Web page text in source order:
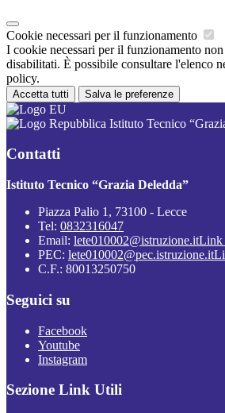
Cookie necessari per il funzionamento
I cookie necessari per il funzionamento non
disabilitati. È possibile consultare l'elenco
policy.
Accetta tutti Salva le preferenze
Istituto Tecnico
Contatti
Istituto Tecnico “Grazia Deledda”
Piazza Palio 1, 73100 - Lecce
Tel: 0832316047
Email: lete010002@istruzione.itLink
PEC: lete010002@pec.istruzione.it
C.F.: 80013250750
Seguici su
Facebook
Youtube
Instagram
Sezione Link Utili